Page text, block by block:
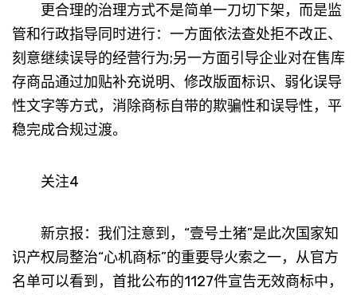
更合理的治理方式不是简单一刀切下架，而是监
管和行政指导同时进行：一方面依法查处拒不改正、
刻意继续误导的经营行为;另一方面引导企业对在售库
存商品通过加贴补充说明、修改版面标识、弱化误导
性文字等方式，消除商标自带的欺骗性和误导性，平
稳完成合规过渡。
关注4
新京报：我们注意到，“壹号土猪”是此次国家知
识产权局整治“心机商标”的重要导火索之一，从官方
名单可以看到，首批公布的1127件宣告无效商标中，